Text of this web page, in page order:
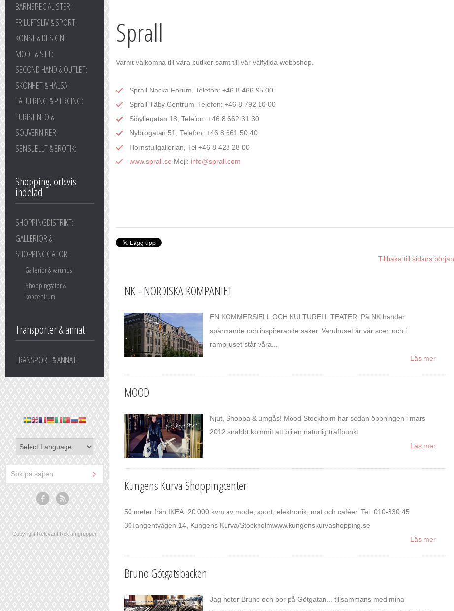
BARNSPECIALISTER:
FRILUFTSLIV & SPORT:
KONST & DESIGN:
MODE & STIL:
SECOND HAND & OUTLET:
SKÖNHET & HÄLSA:
TATUERING & PIERCING:
TURISTINFO &
SOUVERNIRER:
SENSUELLT & EROTIK:
Shopping, ortsvis
indelad
SHOPPINGDISTRIKT:
GALLERIOR &
SHOPPINGGATOR:
Gallerior & varuhus
Shoppinggator &
köpcentrum
Transporter & annat
TRANSPORT & ANNAT:
Copyright Relevant Reklamgruppen
Sprall
Varmt välkomna till våra butiker samt till vår välfyllda webbshop.
Sprall Nacka Forum, Telefon: +46 8 466 95 00
Sprall Täby Centrum, Telefon: +46 8 792 10 00
Sibyllegatan 18, Telefon: +46 8 662 31 30
Nybrogatan 51, Telefon: +46 8 661 50 40
Hornstullgallerian, Tel +46 8 428 28 00
www.sprall.se Mejl: info@sprall.com
Tillbaka till sidans början
NK - NORDISKA KOMPANIET
EN KOMMERSIELL OCH KULTURELL TEATER. På NK händer
spännande och inspirerande saker. Varuhuset är vår scen och i
rampljuset står våra...
Läs mer
MOOD
Njut, Shoppa & umgås! Mood Stockholm har sedan öppningen i mars
2012 snabbt kommit att bli en naturlig träffpunkt
Läs mer
Kungens Kurva Shoppingcenter
50 meter från IKEA. 20.000 kvm av mode, sport, elektronik, mat och caféer. Tel: 010-330 45
30Tangentvägen 14, Kungens Kurva/Stockholmwww.kungenskurvashopping.se
Läs mer
Bruno Götgatsbacken
Jag heter Bruno och bor på Götgatan... tillsammans med mina